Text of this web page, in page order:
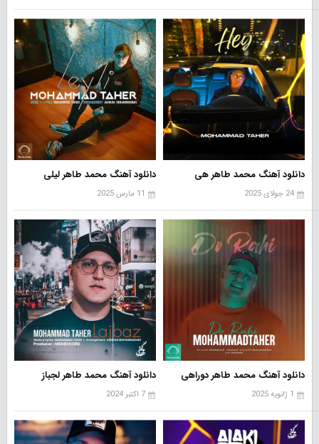
دانلود آهنگ محمد طاهر هی
24 جولای 2025
دانلود آهنگ محمد طاهر لیلی
11 مارس 2025
دانلود آهنگ محمد طاهر دوراهی
1 ژانویه 2025
دانلود آهنگ محمد طاهر لجباز
7 اکتبر 2024